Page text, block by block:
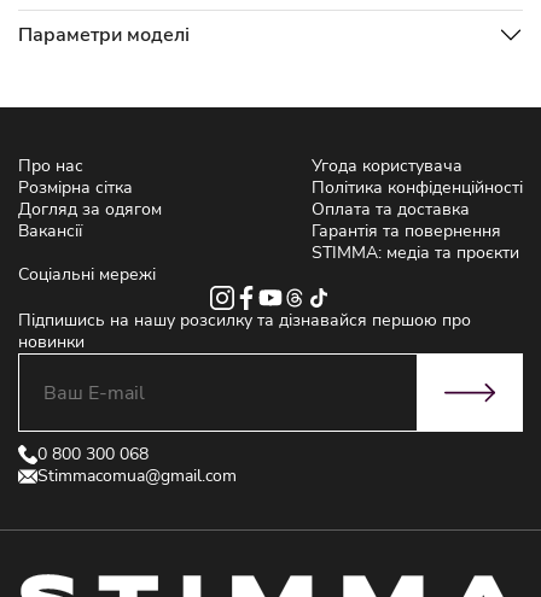
Параметри моделі
Про нас
Розмірна сітка
Догляд за одягом
Вакансії
Угода користувача
Політика конфіденційності
Оплата та доставка
Гарантія та повернення
STIMMA: медіа та проєкти
Соціальні мережі
Підпишись на нашу розсилку та дізнавайся першою про
новинки
0 800 300 068
Stimmacomua@gmail.com